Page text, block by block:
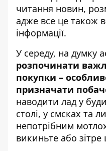
читання новин,
адже все це також
інформації.
У середу, на думку
розпочинати
покупки –
призначати
наводити лад у
столі, у смсках та
непотрібним
викиньте або